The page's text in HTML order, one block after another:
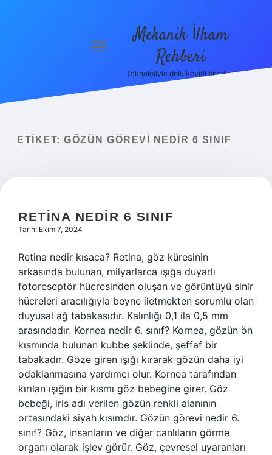
menüyü
Mekanik İlham
Rehberi
Teknolojiyle dolu keyifli öneriler!
ETIKET: GÖZÜN GÖREVI NEDIR 6 SINIF
RETINA NEDIR 6 SINIF
Tarih: Ekim 7, 2024
Retina nedir kısaca? Retina, göz küresinin
arkasında bulunan, milyarlarca ışığa duyarlı
fotoreseptör hücresinden oluşan ve görüntüyü sinir
hücreleri aracılığıyla beyne iletmekten sorumlu olan
duyusal ağ tabakasıdır. Kalınlığı 0,1 ila 0,5 mm
arasındadır. Kornea nedir 6. sınıf? Kornea, gözün ön
kısmında bulunan kubbe şeklinde, şeffaf bir
tabakadır. Göze giren ışığı kırarak gözün daha iyi
odaklanmasına yardımcı olur. Kornea tarafından
kırılan ışığın bir kısmı göz bebeğine girer. Göz
bebeği, iris adı verilen gözün renkli alanının
ortasındaki siyah kısımdır. Gözün görevi nedir 6.
sınıf? Göz, insanların ve diğer canlıların görme
organı olarak işlev görür. Göz, çevresel uyaranları